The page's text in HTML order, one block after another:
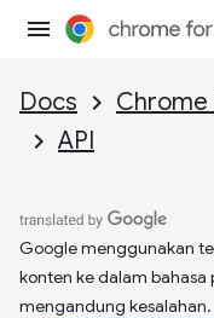
Docs Chrome
API
Google menggunakan
konten ke dalam bahasa
mengandung kesalahan.